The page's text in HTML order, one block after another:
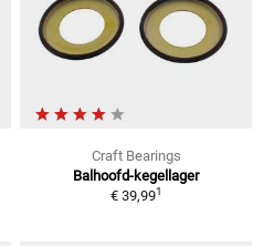
Craft Bearings
Balhoofd-kegellager
€ 39,991